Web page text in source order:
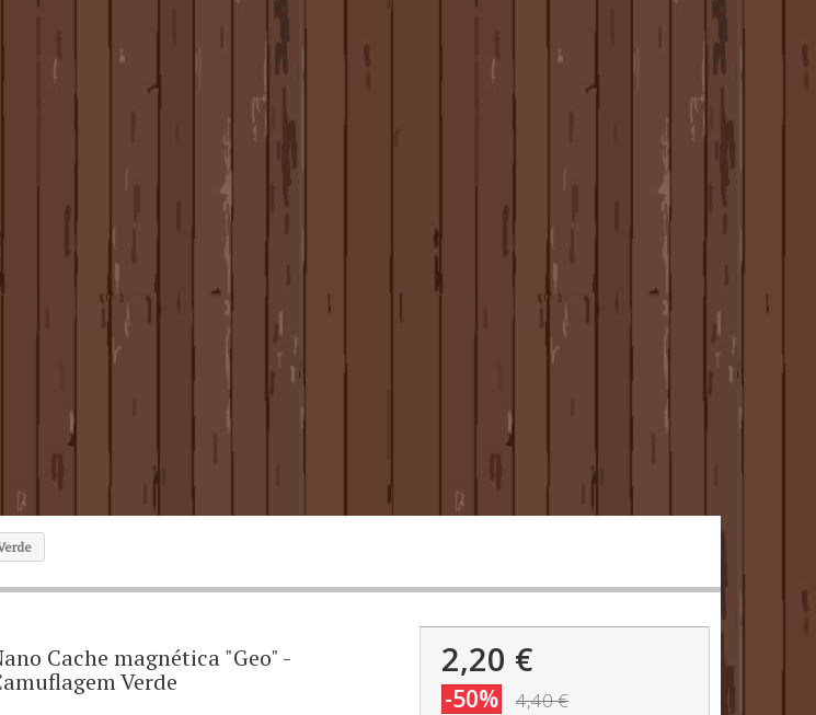
Cache magnética "Geo" -
Verde
2,20 €
-50% 4,40 €